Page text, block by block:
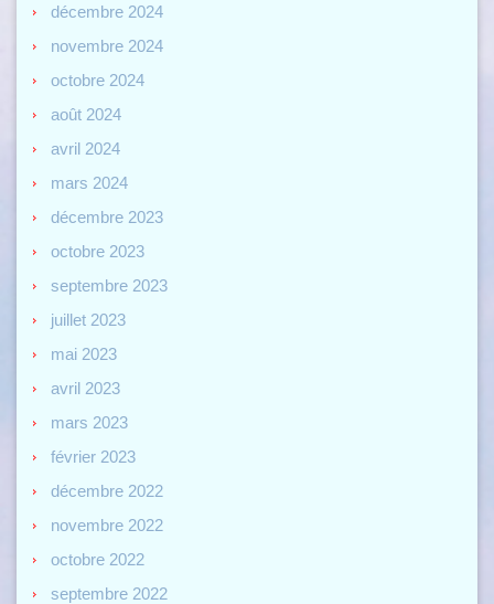
décembre 2024
novembre 2024
octobre 2024
août 2024
avril 2024
mars 2024
décembre 2023
octobre 2023
septembre 2023
juillet 2023
mai 2023
avril 2023
mars 2023
février 2023
décembre 2022
novembre 2022
octobre 2022
septembre 2022